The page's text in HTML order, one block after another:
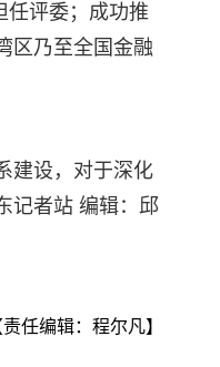
任评委；成功推
区乃至全国金融
建设，对于深化
记者站 编辑：邱
责任编辑：程尔凡】